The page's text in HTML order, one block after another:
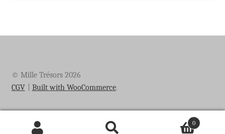
© Mille Trésors 2026
CGV
Built with WooCommerce.
0